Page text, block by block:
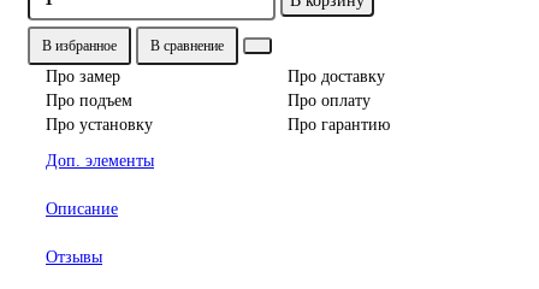
В избранное В сравнение
Про замер
Про доставку
Про подъем
Про оплату
Про установку
Про гарантию
Доп. элементы
Описание
Отзывы